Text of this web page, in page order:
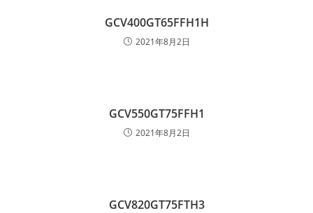
GCV400GT65FFH1H
2021年8月2日
GCV550GT75FFH1
2021年8月2日
GCV820GT75FTH3